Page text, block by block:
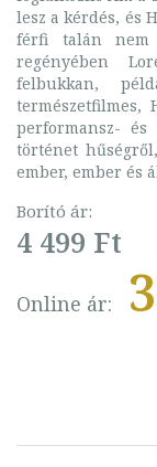
lesz a kérdés, és
férfi talán nem
regényében
felbukkan,
természetfilmes,
performansz- és
történet
ember, ember és
Borító ár:
4 499 Ft
Online ár: